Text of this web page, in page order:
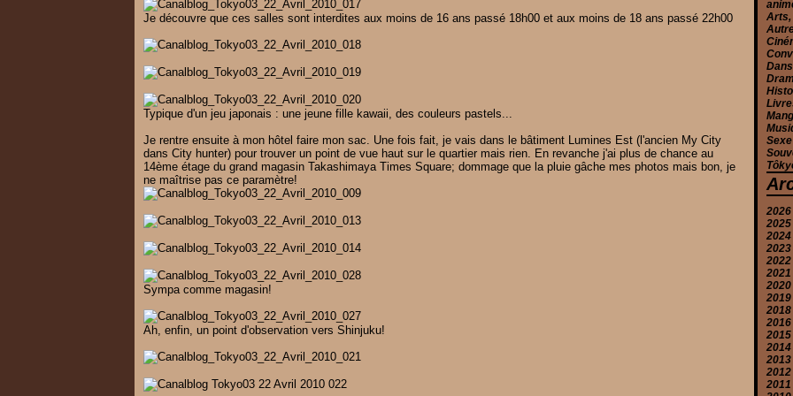
Je découvre que ces salles sont interdites aux moins de 16 ans passé 18h00 et aux moins de 18 ans passé 22h00
Typique d'un jeu japonais : une jeune fille kawaii, des couleurs pastels...
Je rentre ensuite à mon hôtel faire mon sac. Une fois fait, je vais dans le bâtiment Lumines Est (l'ancien My City
dans City hunter) pour trouver un point de vue haut sur le quartier mais rien. En revanche j'ai plus de chance au
14ème étage du grand magasin Takashimaya Times Square; dommage que la pluie gâche mes photos mais bon, je
ne maîtrise pas ce paramètre!
Sympa comme magasin!
Ah, enfin, un point d'observation vers Shinjuku!
Arts,
Sexe
2026
2025
2024
2023
2022
2021
2020
2019
2018
2016
2015
2014
2013
2012
2011